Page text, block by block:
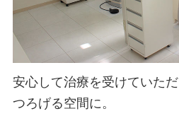
安心して治療を受けていた
つろげる空間に。